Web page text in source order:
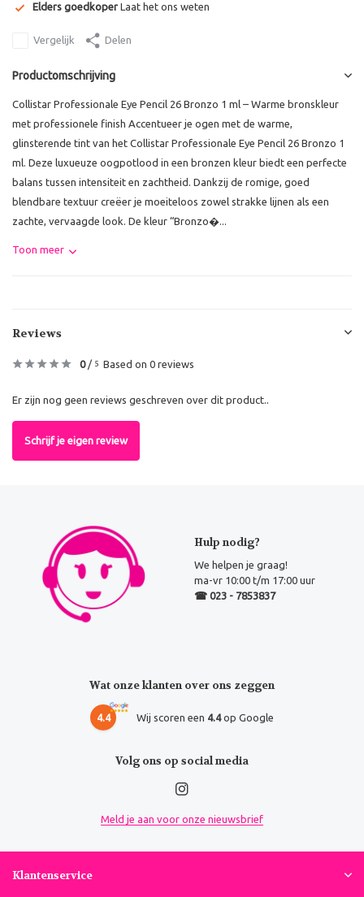
Elders goedkoper Laat het ons weten
Vergelijk Delen
Productomschrijving
Collistar Professionale Eye Pencil 26 Bronzo 1 ml – Warme bronskleur
met professionele finish Accentueer je ogen met de warme,
glinsterende tint van het Collistar Professionale Eye Pencil 26 Bronzo 1
ml. Deze luxueuze oogpotlood in een bronzen kleur biedt een perfecte
balans tussen intensiteit en zachtheid. Dankzij de romige, goed
blendbare textuur creëer je moeiteloos zowel strakke lijnen als een
zachte, vervaagde look. De kleur “Bronzo�...
Toon meer
Reviews
0/ 5 Based on 0 reviews
Er zijn nog geen reviews geschreven over dit product..
Schrijf je eigen review
Hulp nodig?
We helpen je graag!
ma-vr 10:00 t/m 17:00 uur
☎ 023 - 7853837
Wat onze klanten over ons zeggen
4.4 Wij scoren een 4.4op Google
Volg ons op social media
Meld je aan voor onze nieuwsbrief
Klantenservice